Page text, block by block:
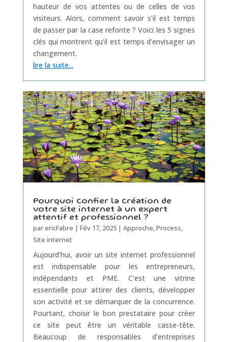
hauteur de vos attentes ou de celles de vos
visiteurs. Alors, comment savoir s’il est temps
de passer par la case refonte ? Voici les 5 signes
clés qui montrent qu’il est temps d’envisager un
changement.
lire la suite...
Pourquoi confier la création de
votre site internet à un expert
attentif et professionnel ?
parericFabre | Fév 17, 2025| Approche,Process,
Site internet
Aujourd’hui, avoir un site internet professionnel
est indispensable pour les entrepreneurs,
indépendants et PME. C’est une vitrine
essentielle pour attirer des clients, développer
son activité et se démarquer de la concurrence.
Pourtant, choisir le bon prestataire pour créer
ce site peut être un véritable casse-tête.
Beaucoup de responsables d’entreprises